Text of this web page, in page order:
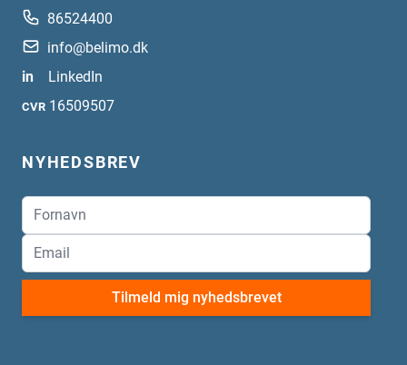
86524400
info@belimo.dk
in
LinkedIn
CVR 16509507
NYHEDSBREV
Tilmeld mig nyhedsbrevet